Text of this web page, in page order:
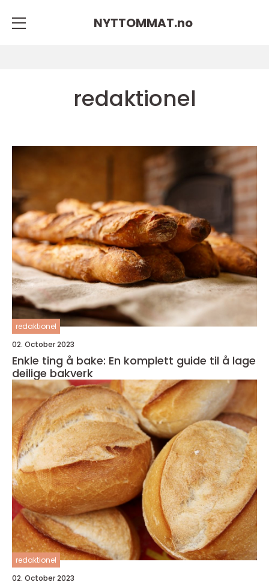
NYTTOMMAT.no
redaktionel
redaktionel
02. October 2023
Enkle ting å bake: En komplett guide til å lage
deilige bakverk
redaktionel
02. October 2023